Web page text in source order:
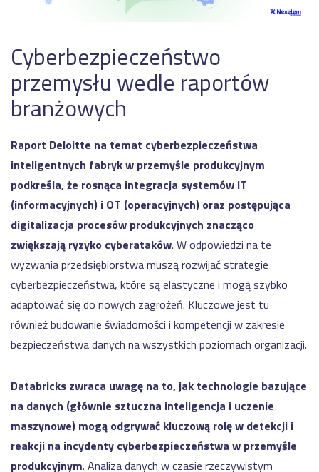
Cyberbezpieczeństwo
przemysłu wedle raportów
branżowych
Raport Deloitte na temat cyberbezpieczeństwa
inteligentnych fabryk w przemyśle produkcyjnym
podkreśla, że rosnąca integracja systemów IT
(informacyjnych) i OT (operacyjnych) oraz postępująca
digitalizacja procesów produkcyjnych znacząco
zwiększają ryzyko cyberataków. W odpowiedzi na te
wyzwania przedsiębiorstwa muszą rozwijać strategie
cyberbezpieczeństwa, które są elastyczne i mogą szybko
adaptować się do nowych zagrożeń. Kluczowe jest tu
również budowanie świadomości i kompetencji w zakresie
bezpieczeństwa danych na wszystkich poziomach organizacji.
Databricks zwraca uwagę na to, jak technologie bazujące
na danych (głównie sztuczna inteligencja i uczenie
maszynowe) mogą odgrywać kluczową rolę w detekcji i
reakcji na incydenty cyberbezpieczeństwa w przemyśle
produkcyjnym. Analiza danych w czasie rzeczywistym